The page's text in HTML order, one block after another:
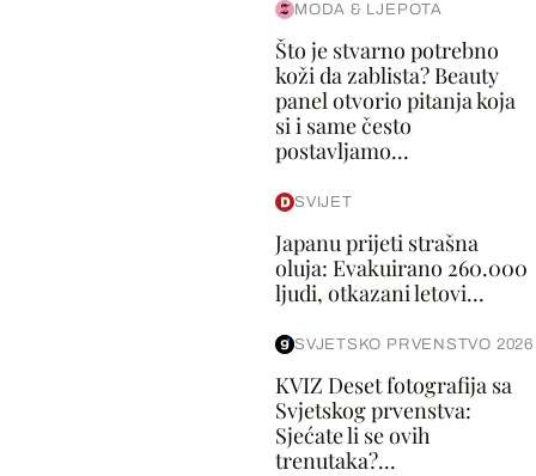
MODA & LJEPOTA
Što je stvarno potrebno
koži da zablista? Beauty
panel otvorio pitanja koja
si i same često
postavljamo...
SVIJET
Japanu prijeti strašna
oluja: Evakuirano 260.000
ljudi, otkazani letovi...
SVJETSKO PRVENSTVO 2026
KVIZ Deset fotografija sa
Svjetskog prvenstva:
Sjećate li se ovih
trenutaka?...